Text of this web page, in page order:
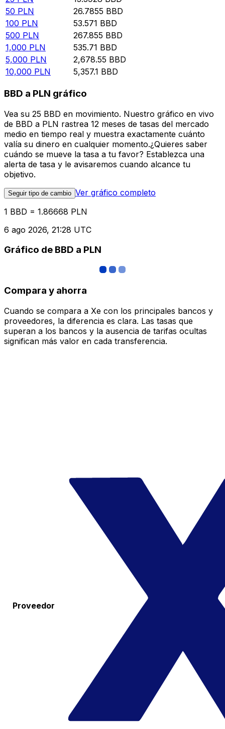
50 PLN 26.7855 BBD
100 PLN 53.571 BBD
500 PLN 267.855 BBD
1,000 PLN 535.71 BBD
5,000 PLN 2,678.55 BBD
10,000 PLN 5,357.1 BBD
BBD a PLN gráfico
Vea su 25 BBD en movimiento. Nuestro gráfico en vivo
de BBD a PLN rastrea 12 meses de tasas del mercado
medio en tiempo real y muestra exactamente cuánto
valía su dinero en cualquier momento.¿Quieres saber
cuándo se mueve la tasa a tu favor? Establezca una
alerta de tasa y le avisaremos cuando alcance tu
objetivo.
Seguir tipo de cambio Ver gráfico completo
1 BBD = 1.86668 PLN
6 ago 2026, 21:28 UTC
Gráfico de BBD a PLN
Compara y ahorra
Cuando se compara a Xe con los principales bancos y
proveedores, la diferencia es clara. Las tasas que
superan a los bancos y la ausencia de tarifas ocultas
significan más valor en cada transferencia.
Proveedor